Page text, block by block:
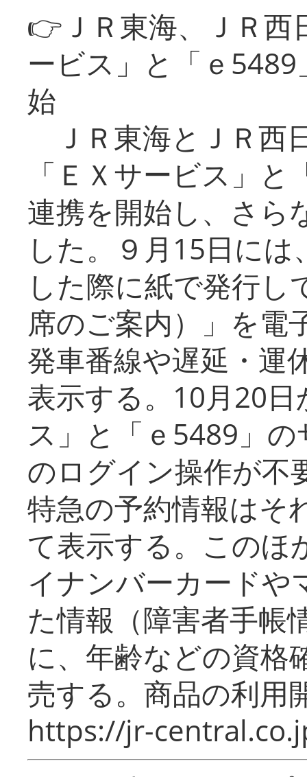
👉ＪＲ東海、ＪＲ
ービス」と「ｅ
始
ＪＲ東海とＪＲ西
「ＥＸサービス」
連携を開始し、さら
した。９月15日に
した際に紙で発行し
席のご案内）」を電
発車番線や遅延・運
表示する。10月20
ス」と「ｅ5489」
のログイン操作が不
特急の予約情報はそ
て表示する。このほ
イナンバーカードや
た情報（障害者手帳
に、年齢などの資格
売する。商品の利用
https://jr-